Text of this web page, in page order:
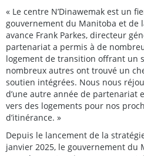
« Le centre N’Dinawemak est un
gouvernement du Manitoba et de
avance Frank Parkes, directeur
partenariat a permis à de
logement de transition offrant un
nombreux autres ont trouvé un
soutien intégrées. Nous nous
d’une autre année de partenariat
vers des logements pour nos
d’itinérance. »
Depuis le lancement de la
janvier 2025, le gouvernement du